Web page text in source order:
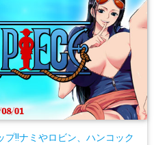
!!ナミやロビン、ハンコック